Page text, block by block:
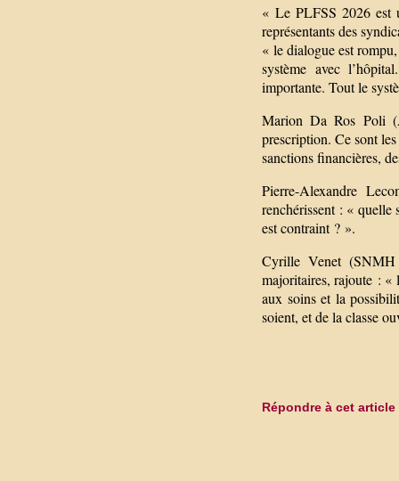
« Le PLFSS 2026 est
représentants des
« le dialogue est
système avec
importante. Tout le
Marion Da Ros Poli
prescription. Ce sont
sanctions financières,
Pierre-Alexandre
renchérissent : « quelle
est contraint ? ».
Cyrille Venet (SNMH
majoritaires, rajoute : «
aux soins et la
soient, et de la classe
Répondre à cet article